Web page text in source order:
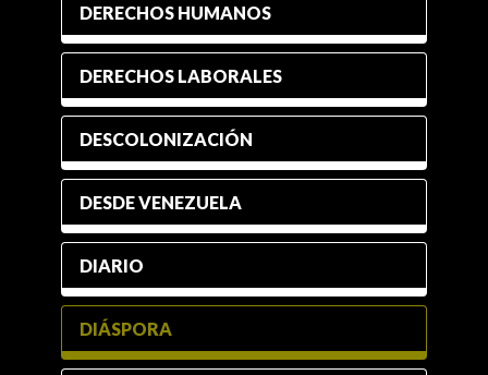
DERECHOS HUMANOS
DERECHOS LABORALES
DESCOLONIZACIÓN
DESDE VENEZUELA
DIARIO
DIÁSPORA